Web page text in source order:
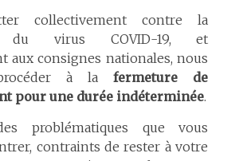
collectivement contre la
du virus COVID-19, et
aux consignes nationales, nous
à lafermeture de
pour une durée indéterminée.
problématiques que vous
contraints de rester à votre